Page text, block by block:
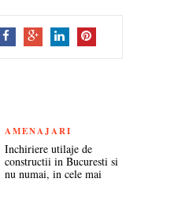
AMENAJARI
Inchiriere utilaje de
constructii in Bucuresti si
nu numai, in cele mai